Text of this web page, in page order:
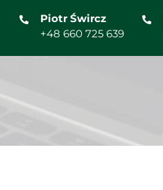
Piotr Śwircz
+48 660 725 639